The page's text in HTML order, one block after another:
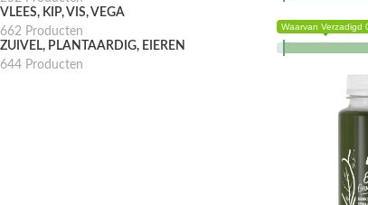
VLEES, KIP, VIS, VEGA
662 Producten
ZUIVEL, PLANTAARDIG, EIEREN
644 Producten
Waarvan Verzadigd